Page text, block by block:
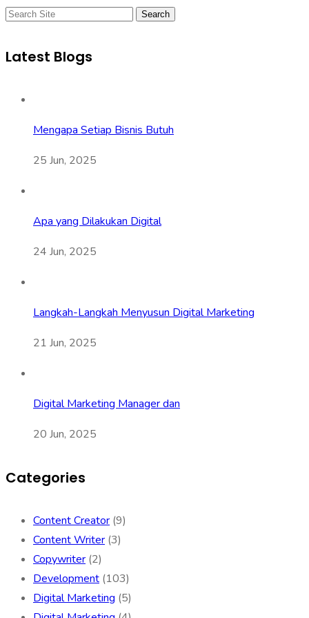
Search
Latest Blogs
Mengapa Setiap Bisnis Butuh
25 Jun, 2025
Apa yang Dilakukan Digital
24 Jun, 2025
Langkah-Langkah Menyusun Digital Marketing
21 Jun, 2025
Digital Marketing Manager dan
20 Jun, 2025
Categories
Content Creator (9)
Content Writer (3)
Copywriter (2)
Development (103)
Digital Marketing (5)